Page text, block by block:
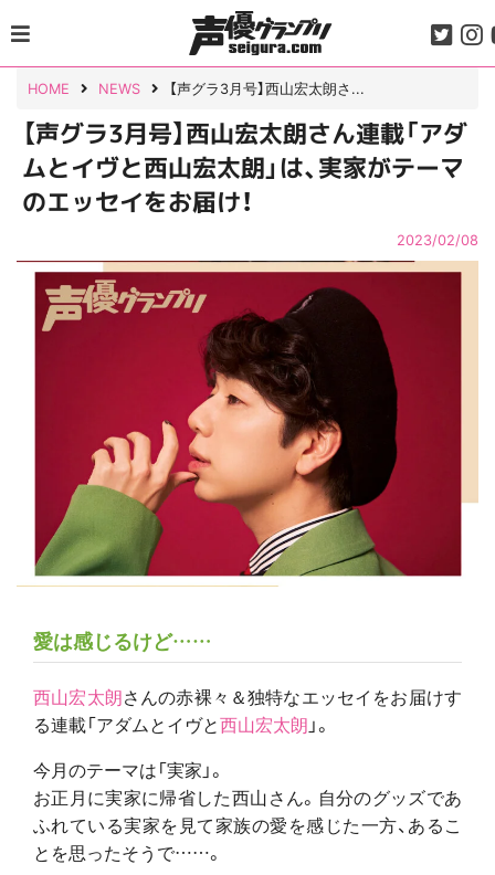
to
content
HOME NEWS 【声グラ3月号】西山宏太朗さ...
【声グラ3月号】西山宏太朗さん連載「アダ
ムとイヴと西山宏太朗」は、実家がテーマ
のエッセイをお届け！
2023/02/08
愛は感じるけど……
西山宏太朗さんの赤裸々＆独特なエッセイをお届けす
る連載「アダムとイヴと西山宏太朗 」。
今月のテーマは「実家」。
お正月に実家に帰省した西山さん。自分のグッズであ
ふれている実家を見て家族の愛を感じた一方、あるこ
とを思ったそうで……。